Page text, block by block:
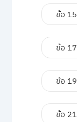
ข้อ 15
ข้อ 17
ข้อ 19
ข้อ 21